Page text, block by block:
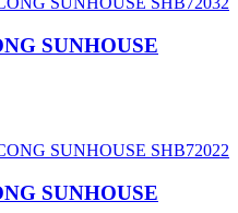
SUNHOUSE
SUNHOUSE